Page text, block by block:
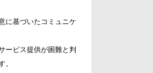
に基づいたコミュニケ
ービス提供が困難と判
。